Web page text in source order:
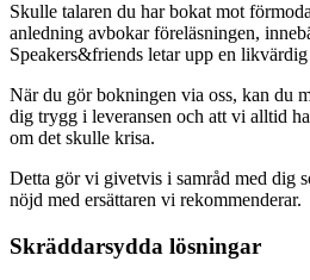
Skulle talaren du har bokat mot
anledning avbokar föreläsningen,
Speakers&friends letar upp en likvärdig
När du gör bokningen via oss, kan du
dig trygg i leveransen och att vi alltid
om det skulle krisa.
Detta gör vi givetvis i samråd med dig
nöjd med ersättaren vi rekommenderar.
Skräddarsydda lösningar